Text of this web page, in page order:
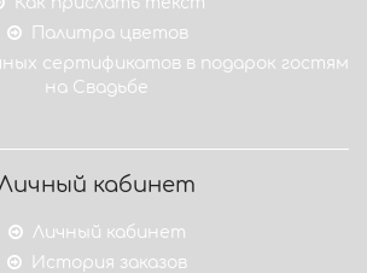
Палитра цветов
сертификатов в подарок гостям
на Свадьбе
кабинет
Личный кабинет
История заказов